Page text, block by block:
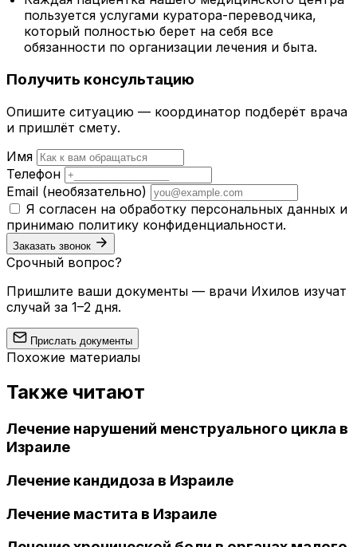
пользуется услугами куратора-переводчика,
который полностью берет на себя все
обязанности по организации лечения и быта.
Получить консультацию
Опишите ситуацию — координатор подберёт врача
и пришлёт смету.
Имя
Телефон
Email (необязательно)
Я согласен на обработку персональных данных и
принимаю политику конфиденциальности.
Заказать звонок
Срочный вопрос?
Пришлите ваши документы — врачи Ихилов изучат
случай за 1–2 дня.
Прислать документы
Похожие материалы
Также читают
Лечение нарушений менструального цикла в
Израиле
Лечение кандидоза в Израиле
Лечение мастита в Израиле